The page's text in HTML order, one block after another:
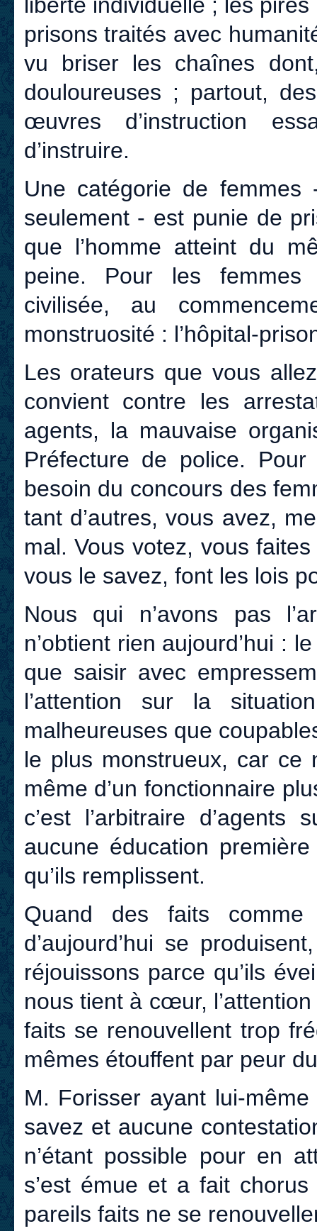
prisons traités avec
vu briser les chaînes
douloureuses ; partout,
œuvres d’instruction
d’instruire.
Une catégorie de
seulement - est punie de
que l’homme atteint du
peine. Pour les femmes
civilisée, au
monstruosité : l’hôpital-
Les orateurs que vous
convient contre les
agents, la mauvaise
Préfecture de police.
besoin du concours des
tant d’autres, vous avez,
mal. Vous votez, vous
vous le savez, font les lois
Nous qui n’avons pas
n’obtient rien aujourd’hui :
que saisir avec
l’attention sur la
malheureuses que
le plus monstrueux, car ce
même d’un fonctionnaire
c’est l’arbitraire d’agents
aucune éducation
qu’ils remplissent.
Quand des faits
d’aujourd’hui se
réjouissons parce qu’ils
nous tient à cœur,
faits se renouvellent trop
mêmes étouffent par peur
M. Forisser ayant lui-
savez et aucune
n’étant possible pour en
s’est émue et a fait
pareils faits ne se